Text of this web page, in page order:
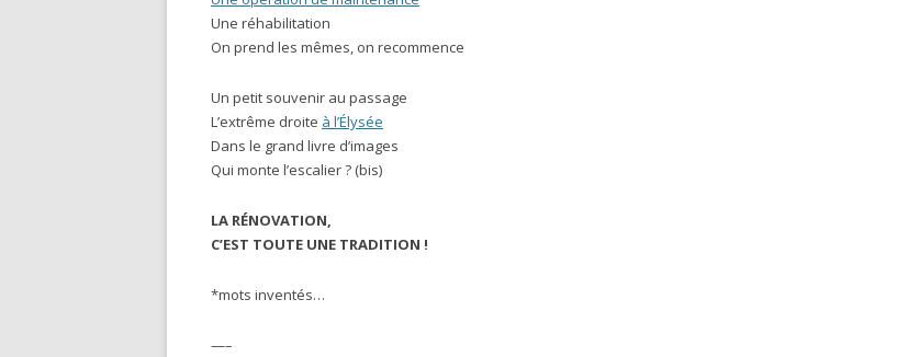
Une réhabilitation
On prend les mêmes, on recommence
Un petit souvenir au passage
L’extrême droite à l’Élysée
Dans le grand livre d’images
Qui monte l’escalier ? (bis)
LA RÉNOVATION,
C’EST TOUTE UNE TRADITION !
*mots inventés…
—–